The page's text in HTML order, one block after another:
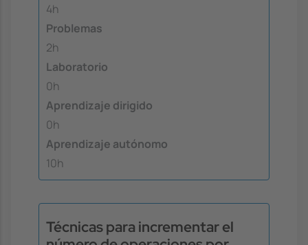
4h
Problemas
2h
Laboratorio
0h
Aprendizaje dirigido
0h
Aprendizaje autónomo
10h
Técnicas para incrementar el